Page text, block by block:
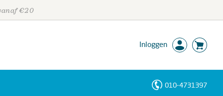
€20
Inloggen
010-4731397